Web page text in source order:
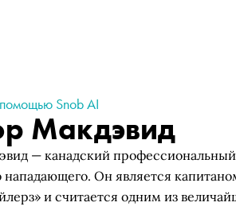
Snob AI
Макдэвид
— канадский
нападающего. Он является
и считается одним из